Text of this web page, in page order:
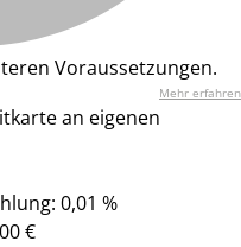
Voraussetzungen.
Mehr erfahren
an eigenen
0,01 %
€